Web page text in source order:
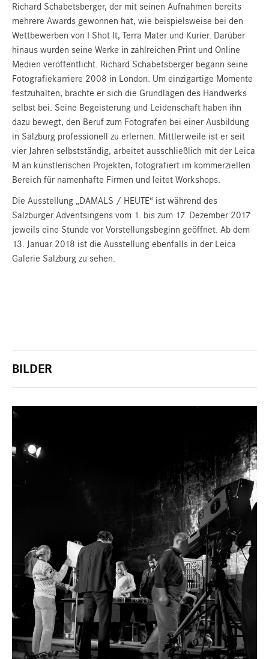
Richard Schabetsberger, der mit seinen Aufnahmen bereits
mehrere Awards gewonnen hat, wie beispielsweise bei den
Wettbewerben von I Shot It, Terra Mater und Kurier. Darüber
hinaus wurden seine Werke in zahlreichen Print und Online
Medien veröffentlicht. Richard Schabetsberger begann seine
Fotografiekarriere 2008 in London. Um einzigartige Momente
festzuhalten, brachte er sich die Grundlagen des Handwerks
selbst bei. Seine Begeisterung und Leidenschaft haben ihn
dazu bewegt, den Beruf zum Fotografen bei einer Ausbildung
in Salzburg professionell zu erlernen. Mittlerweile ist er seit
vier Jahren selbstständig, arbeitet ausschließlich mit der Leica
M an künstlerischen Projekten, fotografiert im kommerziellen
Bereich für namenhafte Firmen und leitet Workshops.
Die Ausstellung „DAMALS / HEUTE“ ist während des
Salzburger Adventsingens vom 1. bis zum 17. Dezember 2017
jeweils eine Stunde vor Vorstellungsbeginn geöffnet. Ab dem
13. Januar 2018 ist die Ausstellung ebenfalls in der Leica
Galerie Salzburg zu sehen.
BILDER